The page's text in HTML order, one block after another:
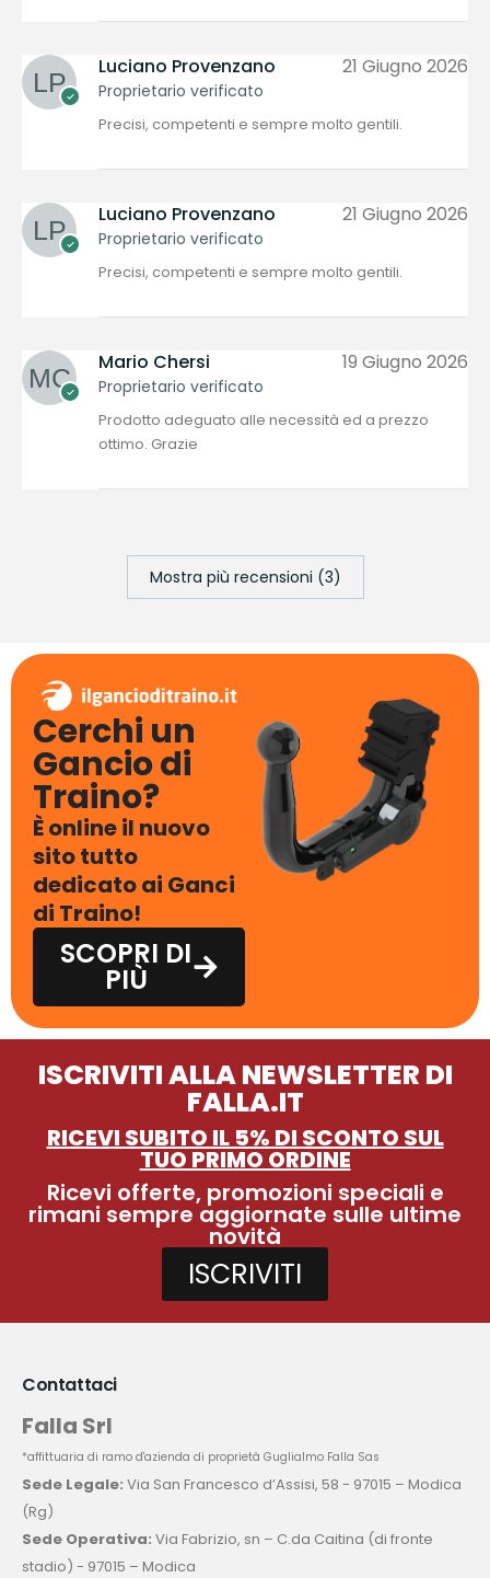
Luciano Provenzano
Proprietario verificato
21 Giugno 2026
Precisi, competenti e sempre molto gentili.
Luciano Provenzano
Proprietario verificato
21 Giugno 2026
Precisi, competenti e sempre molto gentili.
Mario Chersi
Proprietario verificato
19 Giugno 2026
Prodotto adeguato alle necessità ed a prezzo
ottimo. Grazie
Mostra più recensioni (3)
Cerchi un
Gancio di
Traino?
È online il nuovo
sito tutto
dedicato ai Ganci
di Traino!
SCOPRI DI
PIÙ
ISCRIVITI ALLA NEWSLETTER DI
FALLA.IT
RICEVI SUBITO IL 5% DI SCONTO SUL
TUO PRIMO ORDINE
Ricevi offerte, promozioni speciali e
rimani sempre aggiornate sulle ultime
novità
ISCRIVITI
Contattaci
Falla Srl
*affittuaria di ramo d'azienda di proprietà Guglialmo Falla Sas
Sede Legale: Via San Francesco d’Assisi, 58 - 97015 – Modica
(Rg)
Sede Operativa: Via Fabrizio, sn – C.da Caitina (di fronte
stadio) - 97015 – Modica